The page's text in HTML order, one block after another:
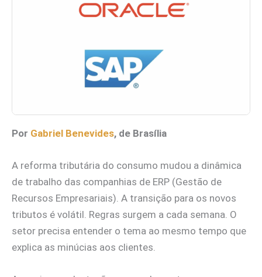
Por Gabriel Benevides, de Brasília
A reforma tributária do consumo mudou a dinâmica
de trabalho das companhias de ERP (Gestão de
Recursos Empresariais). A transição para os novos
tributos é volátil. Regras surgem a cada semana. O
setor precisa entender o tema ao mesmo tempo que
explica as minúcias aos clientes.